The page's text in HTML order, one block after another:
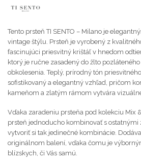
Tento prsteň TI SENTO – Milano je
vintage štýlu. Prsteň je vyrobený z
fascinujúci priesvitný krištáľ v hnedom
ktorý je ručne zasadený do žlto
obkolesenia. Teplý, prírodný tón
sofistikovaný a elegantný vzhľad, pričom
kameňom a zlatým rámom vytvára
Vďaka zaradeniu prsteňa pod kolekciu Mix
prsteň jednoducho kombinovať s ostatnými
vytvoriť si tak jedinečné kombinácie.
originálnom balení, vďaka čomu je
blízskych, či Vás samú.